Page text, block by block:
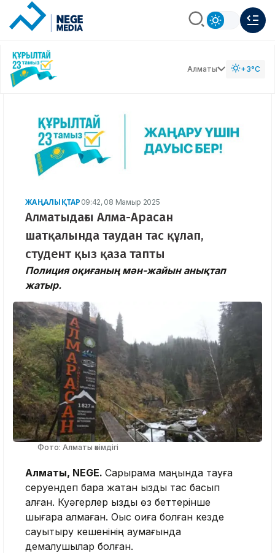
Алматы +3°C
ЖАҢАЛЫҚТАР 09:42, 08 Мамыр 2025
Алматыдағы Алма-Арасан
шатқалында таудан тас құлап,
студент қыз қаза тапты
Полиция оқиғаның мән-жайын анықтап
жатыр.
Фото: Алматы әкімдігі
Алматы, NEGE. Сарқырама маңында тауға
серуендеп бара жатқан қызды тас басып
қалған. Куәгерлер қызды өз беттерінше
шығара алмаған. Оқыс оқиға болған кезде
сауықтыру кешенінің аумағында
демалушылар болған.